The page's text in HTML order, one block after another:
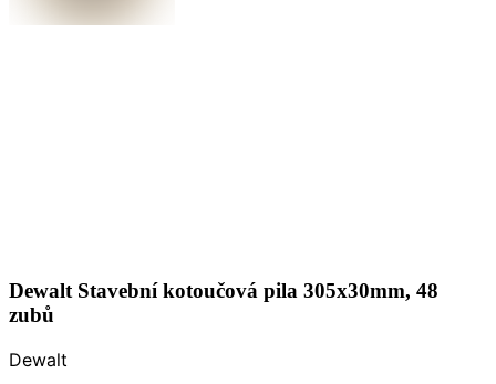
Dewalt Stavební kotoučová pila 305x30mm, 48
zubů
Dewalt